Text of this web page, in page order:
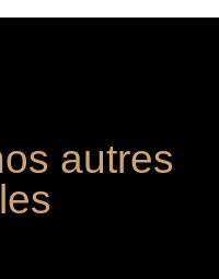
autres